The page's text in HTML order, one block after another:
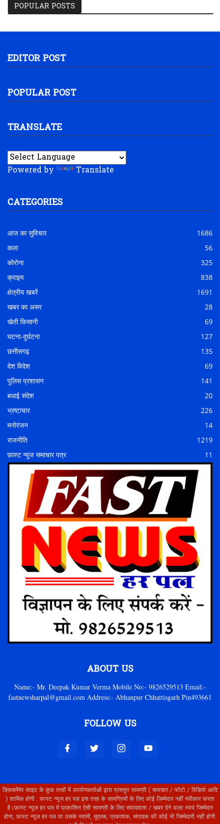
POPULAR POSTS
EDITOR POST
POPULAR POST
TRANSLATE
Powered by Translate
CATEGORIES
आज का सुविचार
1686
कला
56
कोरोना
325
क्राइम
838
क्षेत्रीय खबरें
1691
खबर का असर
28
खेती किसानी
69
घटना-दुर्घटना
127
छत्तीसगढ़
135
देश विदेश
69
पुलिस प्रशासन
141
बधाई संदेश
20
भ्रष्टाचार
226
मनोरंजन
14
राजनीति
1219
फ़ास्ट न्यूज समाचार पत्र
11
ABOUT US
Name:- Mr. Deepak Kumar Verma Mobile No:- 9826529513 Email:-
fastnewsharpal@gmail.com Address:- Abhanpur Chhattisgarh Pin493661
FOLLOW US
डिसक्लैमेर साइट के कुछ तत्वों में उपयोगकर्ताओं द्वारा प्रस्तुत सामग्री ( समाचार / फोटो / विडियो आदि
) शामिल होगी . फ़ास्ट न्यूज हर पल इस तरह के सामग्रियों के लिए कोई ज़िम्मेदार नहीं स्वीकार करता
है।फ़ास्ट न्यूज हर पल में प्रकाशित ऐसी सामग्री के लिए संवाददाता / खबर देने वाला स्वयं जिम्मेदार
होगा, फ़ास्ट न्यूज हर पल या उसके स्वामी, मुद्रक, प्रकाशक, संपादक की कोई भी जिम्मेदारी नहीं होगी.